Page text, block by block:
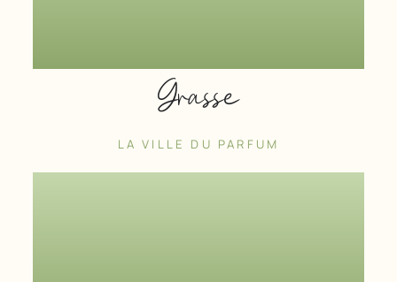
Grasse
LA VILLE DU PARFUM